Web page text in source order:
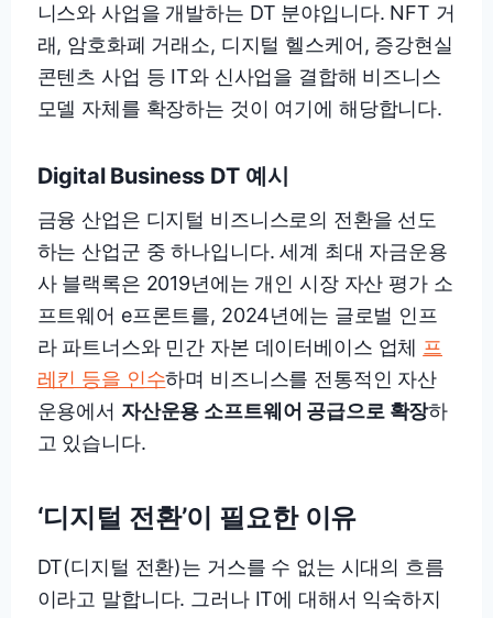
니스와 사업을 개발하는 DT 분야입니다. NFT 거
래, 암호화폐 거래소, 디지털 헬스케어, 증강현실
콘텐츠 사업 등 IT와 신사업을 결합해 비즈니스
모델 자체를 확장하는 것이 여기에 해당합니다.
Digital Business DT 예시
금융 산업은 디지털 비즈니스로의 전환을 선도
하는 산업군 중 하나입니다. 세계 최대 자금운용
사 블랙록은 2019년에는 개인 시장 자산 평가 소
프트웨어 e프론트를, 2024년에는 글로벌 인프
라 파트너스와 민간 자본 데이터베이스 업체 프
레킨 등을 인수하며 비즈니스를 전통적인 자산
운용에서 자산운용 소프트웨어 공급으로 확장하
고 있습니다.
‘디지털 전환’이 필요한 이유
DT(디지털 전환)는 거스를 수 없는 시대의 흐름
이라고 말합니다. 그러나 IT에 대해서 익숙하지